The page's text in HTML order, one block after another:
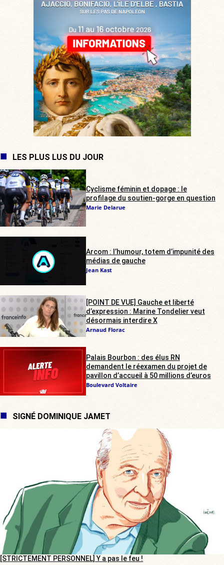
LES PLUS LUS DU JOUR
Cyclisme féminin et dopage : le
profilage du soutien-gorge en question
Marie Delarue
Arcom : l’humour, totem d’impunité des
médias de gauche
Jean Kast
[POINT DE VUE] Gauche et liberté
d’expression : Marine Tondelier veut
désormais interdire X
Arnaud Florac
Palais Bourbon : des élus RN
demandent le réexamen du projet de
pavillon d’accueil à 50 millions d’euros
Boulevard Voltaire
SIGNÉ DOMINIQUE JAMET
[STRICTEMENT PERSONNEL] Y a pas le feu !